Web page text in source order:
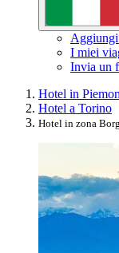
Aggiungi
I miei
Invia un
Hotel in
Hotel a Torino
Hotel in zona